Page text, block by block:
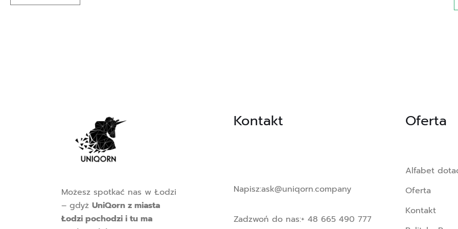
Możesz spotkać nas w Łodzi
– gdyż UniQorn z miasta
Łodzi pochodzi i tu ma
Kontakt
Napisz:ask@uniqorn.company
Zadzwoń do nas:+ 48 665 490 777
Oferta
Alfabet
Oferta
Kontakt